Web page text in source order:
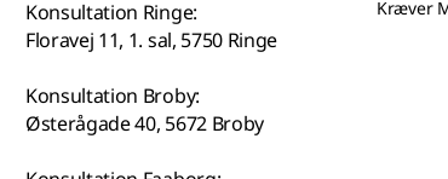
Konsultation Ringe:
Floravej 11, 1. sal, 5750 Ringe
Konsultation Broby:
Østerågade 40, 5672 Broby
Kræver